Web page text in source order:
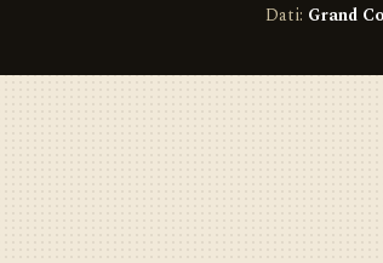
Dati: Grand